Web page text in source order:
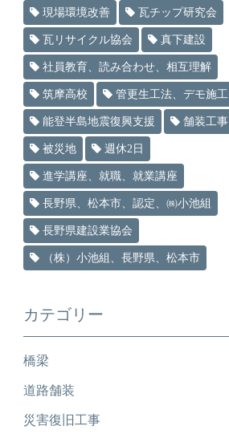
現場環境改善 瓦チップ研究会
瓦リサイクル協会 真下建設
社員教育、読み合わせ、相互理解
筑摩高校 管更生工法、デモ施工
能登半島地震復興支援 舗装工事
被災地 週休2日
進学講座、就職、就業講座
長野県、松本市、認定、㈱小池組
長野県建設業協会
（株）小池組、長野県、松本市
カテゴリー
橋梁
道路舗装
災害復旧工事